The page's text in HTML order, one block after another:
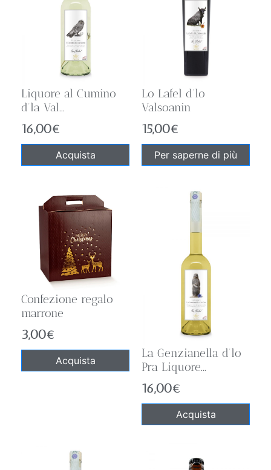
Liquore al Cumino
d’la Val...
16,00€
Acquista
Lo Lafel d’lo
Valsoanin
15,00€
Per saperne di più
Confezione regalo
marrone
3,00€
Acquista
La Genzianella d’lo
Pra Liquore...
16,00€
Acquista